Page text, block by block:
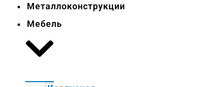
Металлоконструкции
Мебель